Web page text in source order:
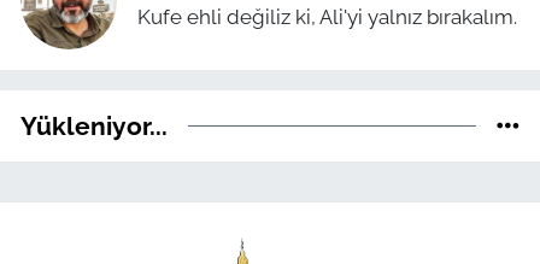
Kufe ehli değiliz ki, Ali'yi yalnız bırakalım.
Yükleniyor...